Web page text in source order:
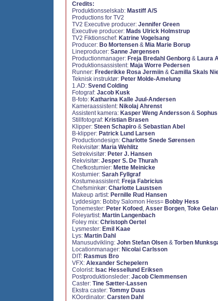
Credits:
Produktionsselskab: Mastiff A/S
Productions for TV2
TV2 Executive producer: Jennifer Green
Executive producer: Mads Ulrick Holmstrup
TV2 Fiktionschef: Katrine Vogelsang
Producer: Bo Mortensen & Mia Marie Borup
Lineproducer: Sanne Jørgensen
Productionmanager: Freja Bredahl Genborg & Laura
Produktionsassistent: Maja Worre Pedersen
Runner: Frederikke Rosa Jermiin & Camilla Skals
Teknisk instruktør: Peter Molde-Amelung
1.AD: Svend Colding
Fotograf: Jacob Kusk
B-foto: Katharina Kalle Juul-Andersen
Kameraassistent: Nikolaj Ahrenst
Assistent kamera: Kasper Weng Andersson &
Stillfotograf: Kristian Brasen
Klipper: Steen Schapiro & Sebastian Abel
B-klipper: Patrick Lund Larsen
Productiondesign: Charlotte Snede Sørensen
Rekvisitør: Maria Wehlitz
Setrekvisitør: Peter J. Hansen
Rekvisitør: Jesper S. De Thurah
Chefkostumier: Mette Meinicke
Kostumier: Sarah Fyllgraf
Kostumeassistent: Freja Fabricius
Chefsminkør: Charlotte Laustsen
Makeup artist: Pernille Rud Hansen
Lyddesign: Bobby Salomon Hess= Bobby Hess
Tonemester: Peter Kofoed , Asser Borgen, Toke
Foleyartist: Martin Langenbach
Foley mix: Christoph Oertel
Lysmester: Emil Kaae
Lys: Martin Dahl
Manusudvikling: John Stefan Olsen & Torben
Locationmanager: Nicolai Carlsson
DIT: Rasmus Bro
VFX: Alexander Schepelern
Colorist: Isac Hessellund Eriksen
Postproduktionsleder: Jacob Clemmensen
Caster: Tine Sætter-Lassen
Ekstra caster: Tommy Duus
KOordinator: Carsten Dahl